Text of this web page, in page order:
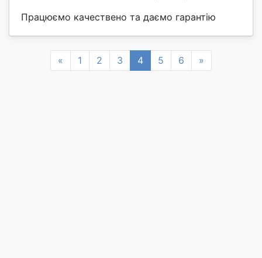
Працюємо качествено та даємо гарантію
« Previous
1 2 3 4 5 6 »